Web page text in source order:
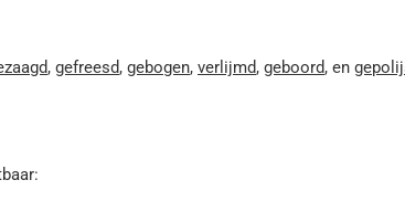
, gefreesd, gebogen, verlijmd, geboord, en